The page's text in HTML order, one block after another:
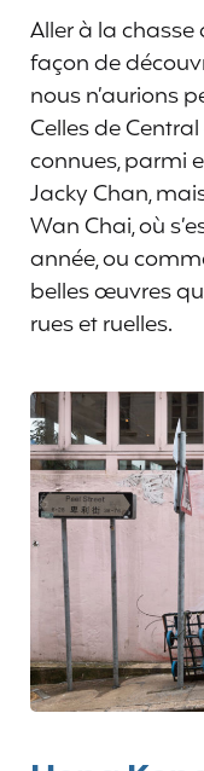
Aller à la
façon de
nous n’aurions
Celles de
connues, parmi
Jacky Chan,
Wan Chai, où
année, ou
belles œuvres
rues et ruelles.